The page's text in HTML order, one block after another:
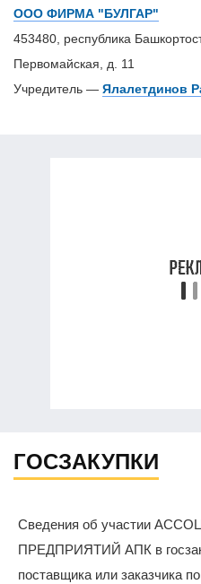
ООО ФИРМА "БУЛГАР"
453480, республика
Первомайская, д. 11
Учредитель — Ялалетдинов
ГОСЗАКУПКИ
Сведения об участии
ПРЕДПРИЯТИЙ АПК в
поставщика или заказчика